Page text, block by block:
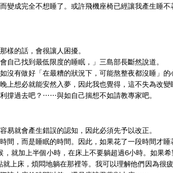
變成完全不想睡了。或許飛機座椅已經讓我產生睡不
樣的話，會很讓人困擾。
自己找到最低限度的睡眠，」三島部長斷然說道。
沒有做好「在最糟的狀況下，可能熬整夜都沒睡」的
上想必就能安然入夢，因此我也覺得，這不失為改變
撐過去吧？……與如自己揣想不如請教專家吧。
就會產生錯誤的認知，因此必須先予以改正。
間，而是睡眠的時間。因此，如果花了一段時間才睡
就加上半個小時，在床上不要躺超過6小時。如果
上床，煩悶地躺在那裡等。我可以理解他們因為很